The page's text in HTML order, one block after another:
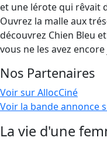
et une lérote qui rêvait
Ouvrez la malle aux
découvrez Chien Bleu
vous ne les avez
Nos Partenaires
Voir sur AllocCiné
Voir la bande annonce
La vie d'une